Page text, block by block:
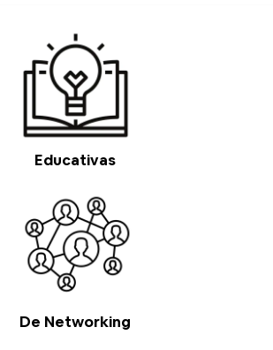
Educativas
De Networking